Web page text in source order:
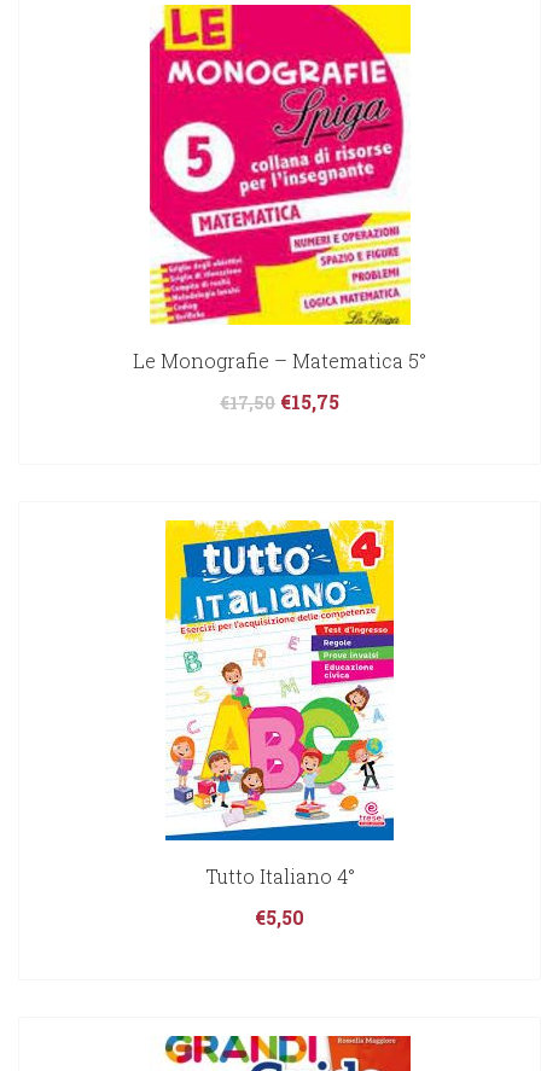
Le Monografie – Matematica 5°
€17,50 €15,75
Tutto Italiano 4°
€5,50